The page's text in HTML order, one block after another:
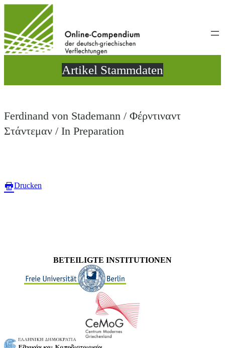
wechseln
Artikel Stammdaten
Ferdinand von Stademann / Φέρντιναντ
Στάντεμαν / In Preparation
Drucken
BETEILIGTE INSTITUTIONEN